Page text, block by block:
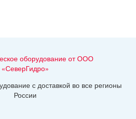
с доставкой во все регионы
России